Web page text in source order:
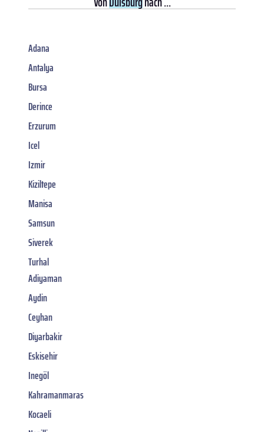
Adana
Antalya
Bursa
Derince
Erzurum
Icel
Izmir
Kiziltepe
Manisa
Samsun
Siverek
Turhal
Adiyaman
Aydin
Ceyhan
Diyarbakir
Eskisehir
Inegöl
Kahramanmaras
Kocaeli